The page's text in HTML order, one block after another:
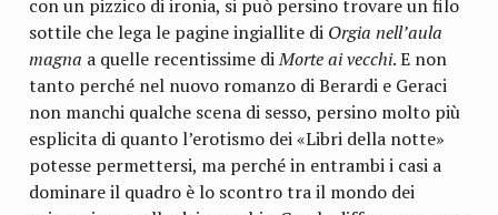
con un pizzico di ironia, si può persino trovare un filo
sottile che lega le pagine ingiallite di Orgia nell’aula
magna a quelle recentissime diMorte ai vecchi. E non
tanto perché nel nuovo romanzo di Berardi e Geraci
non manchi qualche scena di sesso, persino molto più
esplicita di quanto l’erotismo dei «Libri della notte»
potesse permettersi, ma perché in entrambi i casi a
dominare il quadro è lo scontro tra il mondo dei